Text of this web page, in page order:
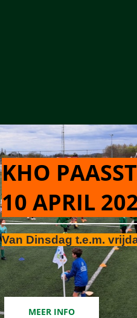
KHO
10 APRIL
Van Dinsdag t.e.m.
MEER INFO